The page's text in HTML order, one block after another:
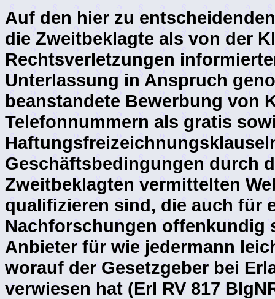
Auf den hier zu
die Zweitbeklagte als von der
Rechtsverletzungen
Unterlassung in Anspruch
beanstandete Bewerbung von
Telefonnummern als gratis
Geschäftsbedingungen durch
Zweitbeklagten vermittelten
qualifizieren sind, die auch für
Nachforschungen offenkundig
Anbieter für wie jedermann
worauf der Gesetzgeber bei
verwiesen hat (Erl RV 817